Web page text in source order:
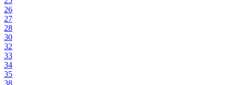
26
27
28
30
32
33
34
35
38